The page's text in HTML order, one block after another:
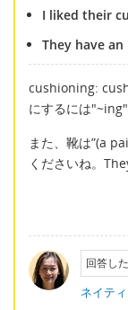
I liked their
They have
cushioning:
にするには"~ing"
また、靴は”(a
くださいね。
回答し
ネイテ